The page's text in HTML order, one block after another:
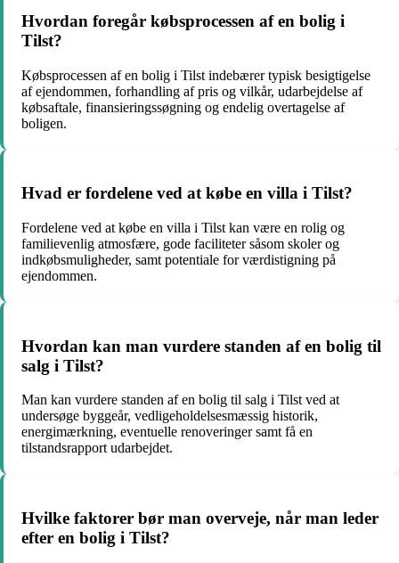
Hvordan foregår købsprocessen af en bolig i
Tilst?
Købsprocessen af en bolig i Tilst indebærer typisk besigtigelse
af ejendommen, forhandling af pris og vilkår, udarbejdelse af
købsaftale, finansieringssøgning og endelig overtagelse af
boligen.
Hvad er fordelene ved at købe en villa i Tilst?
Fordelene ved at købe en villa i Tilst kan være en rolig og
familievenlig atmosfære, gode faciliteter såsom skoler og
indkøbsmuligheder, samt potentiale for værdistigning på
ejendommen.
Hvordan kan man vurdere standen af en bolig til
salg i Tilst?
Man kan vurdere standen af en bolig til salg i Tilst ved at
undersøge byggeår, vedligeholdelsesmæssig historik,
energimærkning, eventuelle renoveringer samt få en
tilstandsrapport udarbejdet.
Hvilke faktorer bør man overveje, når man leder
efter en bolig i Tilst?